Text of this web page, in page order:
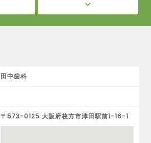
田中歯科
〒573-0125 大阪府枚方市津田駅前1-16-1